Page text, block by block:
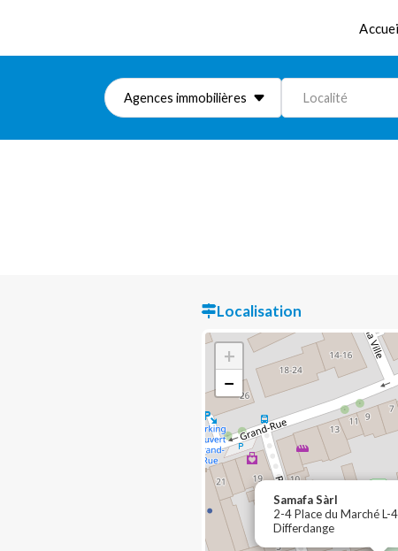
Agences immobilières Localité
Localisation
Samafa Sàrl
2-4 Place du Marché L-
Differdange
+
−